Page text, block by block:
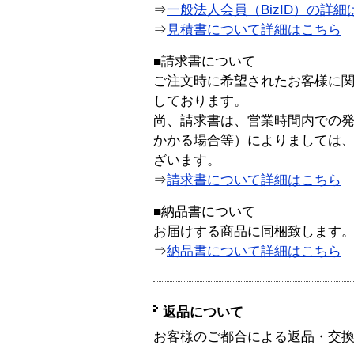
⇒一般法人会員（BizID）の詳細
⇒ 見積書について詳細はこちら
■請求書について
ご注文時に希望されたお客様に
しております。
尚、請求書は、営業時間内での
かかる場合等）によりましては
ざいます。
⇒請求書について詳細はこちら
■納品書について
お届けする商品に同梱致します。
⇒納品書について詳細はこちら
返品について
お客様のご都合による返品・交